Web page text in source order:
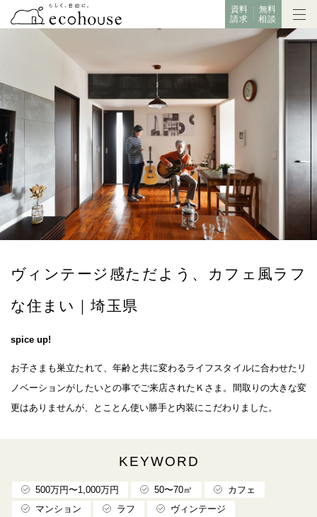
資料
請求
無料
相談
ヴィンテージ感ただよう、カフェ風ラフ
な住まい｜埼玉県
spice up!
お子さまも巣立たれて、年齢と共に変わるライフスタイルに合わせたリ
ノベーションがしたいとの事でご来店されたＫさま。間取りの大きな変
更はありませんが、とことん使い勝手と内装にこだわりました。
KEYWORD
500万円〜1,000万円 50〜70㎡
カフェ
マンション
ラフ
ヴィンテージ